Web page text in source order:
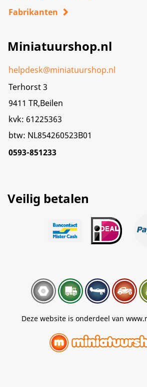
Fabrikanten
Miniatuurshop.nl
helpdesk@miniatuurshop.nl
Terhorst 3
9411 TR,Beilen
kvk: 61225363
btw: NL854260523B01
0593-851233
Veilig betalen
Deze website is onderdeel van